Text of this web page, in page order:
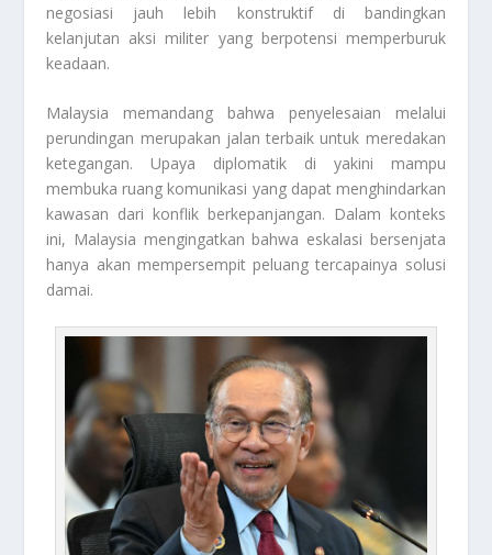
negosiasi jauh lebih konstruktif di bandingkan
kelanjutan aksi militer yang berpotensi memperburuk
keadaan.
Malaysia memandang bahwa penyelesaian melalui
perundingan merupakan jalan terbaik untuk meredakan
ketegangan. Upaya diplomatik di yakini mampu
membuka ruang komunikasi yang dapat menghindarkan
kawasan dari konflik berkepanjangan. Dalam konteks
ini, Malaysia mengingatkan bahwa eskalasi bersenjata
hanya akan mempersempit peluang tercapainya solusi
damai.